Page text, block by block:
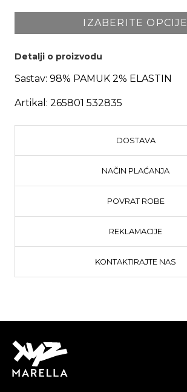
IZABERITE OPCIJE
Detalji o proizvodu
Sastav: 98% PAMUK 2% ELASTIN
Artikal: 265801 532835
DOSTAVA
NAČIN PLAĆANJA
POVRAT ROBE
REKLAMACIJE
KONTAKTIRAJTE NAS